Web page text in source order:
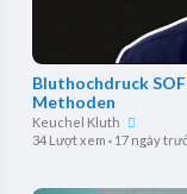
Bluthochdruck
Methoden
Keuchel Kluth
34 Lượt xem · 17 ngày